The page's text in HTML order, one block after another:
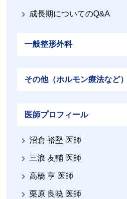
成長期についてのQ&A
一般整形外科
その他（ホルモン療法など）
医師プロフィール
沼倉 裕堅 医師
三浪 友輔 医師
高橋 亨 医師
栗原 良暁 医師